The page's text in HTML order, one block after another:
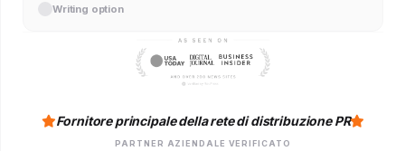
Writing option
Fornitore principale della rete di distribuzione PR
PARTNER AZIENDALE VERIFICATO